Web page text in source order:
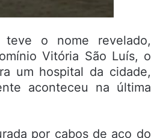
o nome revelado,
Vitória São Luís, o
um hospital da cidade,
aconteceu na última
por cabos de aço do